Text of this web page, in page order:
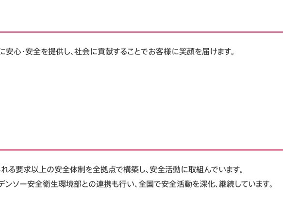
安心・安全を提供し、社会に貢献することでお客様に笑顔を届けます。
る要求以上の安全体制を全拠点で構築し、安全活動に取組んでいます。
ソー安全衛生環境部との連携も行い、全国で安全活動を深化、継続しています。